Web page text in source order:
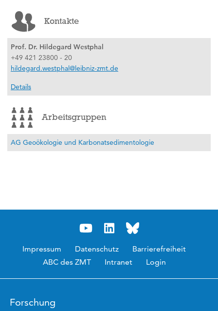
Kontakte
Prof. Dr. Hildegard Westphal
+49 421 23800 - 20
hildegard.westphal@leibniz-zmt.de
Details
Arbeitsgruppen
AG Geoökologie und Karbonatsedimentologie
Impressum Datenschutz
Barrierefreiheit
ABC des ZMT
Intranet Login
Forschung